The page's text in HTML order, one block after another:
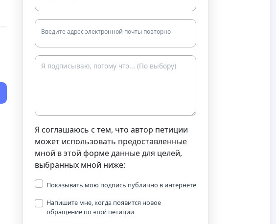
Введите адрес электронной почты повторно
Я соглашаюсь с тем, что автор петиции
может использовать предоставленные
мной в этой форме данные для целей,
выбранных мной ниже:
Показывать мою подпись публично в интернете
Напишите мне, когда появится новое
обращение по этой петиции